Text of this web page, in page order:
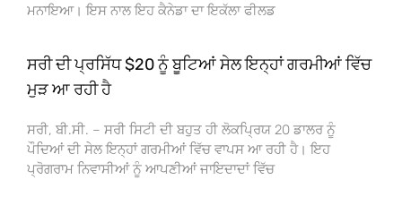
ਮਨਾਇਆ। ਇਸ ਨਾਲ ਇਹ ਕੈਨੇਡਾ ਦਾ ਇਕੱਲਾ ਫੀਲਡ
ਸਰੀ ਦੀ ਪ੍ਰਸਿੱਧ $20 ਨੂੰ ਬੂਟਿਆਂ ਸੇਲ ਇਨ੍ਹਾਂ ਗਰਮੀਆਂ ਵਿੱਚ
ਮੁੜ ਆ ਰਹੀ ਹੈ
ਸਰੀ, ਬੀ.ਸੀ. – ਸਰੀ ਸਿਟੀ ਦੀ ਬਹੁਤ ਹੀ ਲੋਕਪ੍ਰਿਯ 20 ਡਾਲਰ ਨੂੰ
ਪੌਦਿਆਂ ਦੀ ਸੇਲ ਇਨ੍ਹਾਂ ਗਰਮੀਆਂ ਵਿੱਚ ਵਾਪਸ ਆ ਰਹੀ ਹੈ। ਇਹ
ਪ੍ਰੋਗਰਾਮ ਨਿਵਾਸੀਆਂ ਨੂੰ ਆਪਣੀਆਂ ਜਾਇਦਾਦਾਂ ਵਿੱਚ